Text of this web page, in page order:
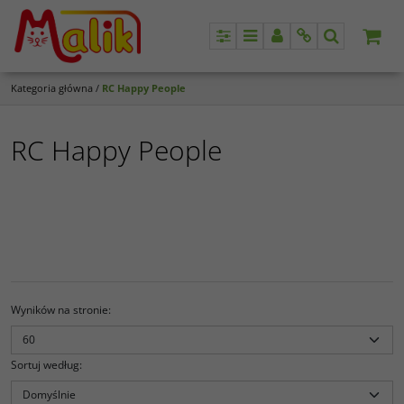
PanelMenuPanelInfoSzukaj
Kategoria główna / RC Happy People
RC Happy People
Wyników na stronie:
Sortuj według: